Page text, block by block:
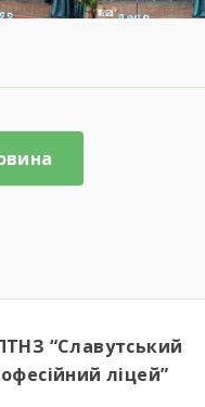
“Славутський
ліцей”